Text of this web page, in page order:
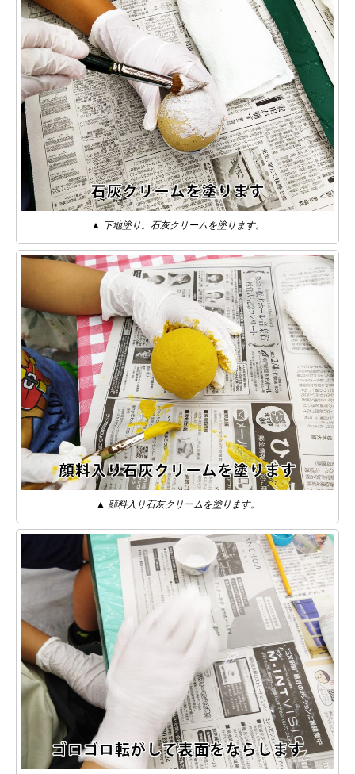
▲ 下地塗り。石灰クリームを塗ります。
▲ 顔料入り石灰クリームを塗ります。